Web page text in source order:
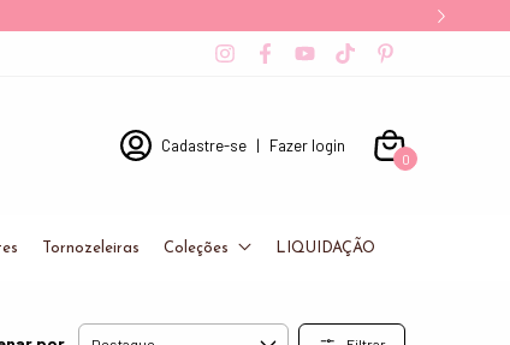
Cadastre-se | Fazer login
0
Tornozeleiras Coleções LIQUIDAÇÃO